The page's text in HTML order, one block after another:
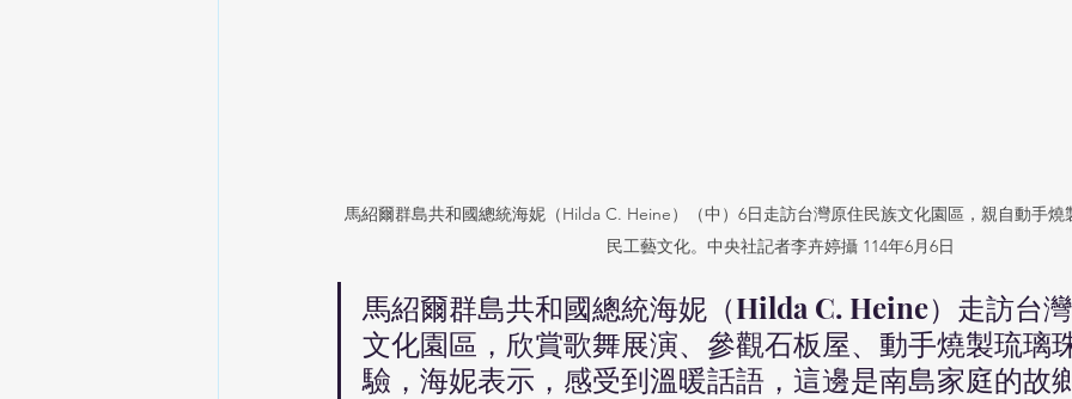
馬紹爾群島共和國總統海妮（Hilda C. Heine）（中）6日走訪台灣原住民族文化園區，親自動手燒
民工藝文化。中央社記者李卉婷攝 114年6月6日
馬紹爾群島共和國總統海妮（Hilda C. Heine）走訪台
文化園區，欣賞歌舞展演、參觀石板屋、動手燒製琉璃
驗，海妮表示，感受到溫暖話語，這邊是南島家庭的故